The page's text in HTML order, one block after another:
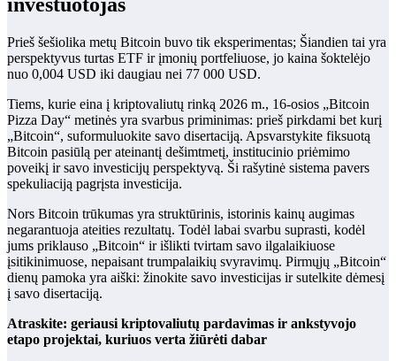
Prieš šešiolika metų Bitcoin buvo tik eksperimentas; Šiandien tai yra
perspektyvus turtas ETF ir įmonių portfeliuose, jo kaina šoktelėjo
nuo 0,004 USD iki daugiau nei 77 000 USD.
Tiems, kurie eina į kriptovaliutų rinką 2026 m., 16-osios „Bitcoin
Pizza Day“ metinės yra svarbus priminimas: prieš pirkdami bet kurį
„Bitcoin“, suformuluokite savo disertaciją. Apsvarstykite fiksuotą
Bitcoin pasiūlą per ateinantį dešimtmetį, institucinio priėmimo
poveikį ir savo investicijų perspektyvą. Ši rašytinė sistema pavers
spekuliaciją pagrįsta investicija.
Nors Bitcoin trūkumas yra struktūrinis, istorinis kainų augimas
negarantuoja ateities rezultatų. Todėl labai svarbu suprasti, kodėl
jums priklauso „Bitcoin“ ir išlikti tvirtam savo ilgalaikiuose
įsitikinimuose, nepaisant trumpalaikių svyravimų. Pirmųjų „Bitcoin“
dienų pamoka yra aiški: žinokite savo investicijas ir sutelkite dėmesį
į savo disertaciją.
Atraskite: geriausi kriptovaliutų pardavimas ir ankstyvojo
etapo projektai, kuriuos verta žiūrėti dabar